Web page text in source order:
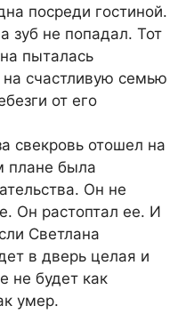
посреди гостиной.
зуб не попадал. Тот
пыталась
счастливую семью
от его
свекровь отошел на
плане была
Он не
Он растоптал ее. И
Светлана
в дверь целая и
не будет как
умер.